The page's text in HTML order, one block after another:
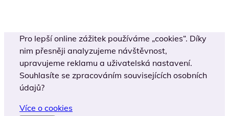
Pro lepší online zážitek používáme „cookies“. Díky
nim přesněji analyzujeme návštěvnost,
upravujeme reklamu a uživatelská nastavení.
Souhlasíte se zpracováním souvisejících osobních
údajů?
Více o cookies